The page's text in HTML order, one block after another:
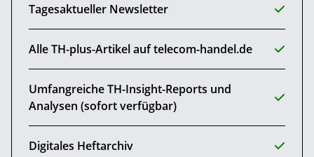
Tagesaktueller Newsletter
Alle TH-plus-Artikel auf telecom-handel.de
Umfangreiche TH-Insight-Reports und
Analysen (sofort verfügbar)
Digitales Heftarchiv